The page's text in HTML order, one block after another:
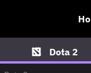
Dota 2